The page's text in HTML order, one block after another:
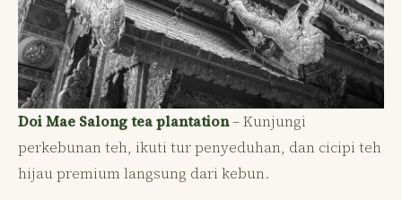
Doi Mae Salong tea plantation– Kunjungi
perkebunan teh, ikuti tur penyeduhan, dan cicipi teh
hijau premium langsung dari kebun.